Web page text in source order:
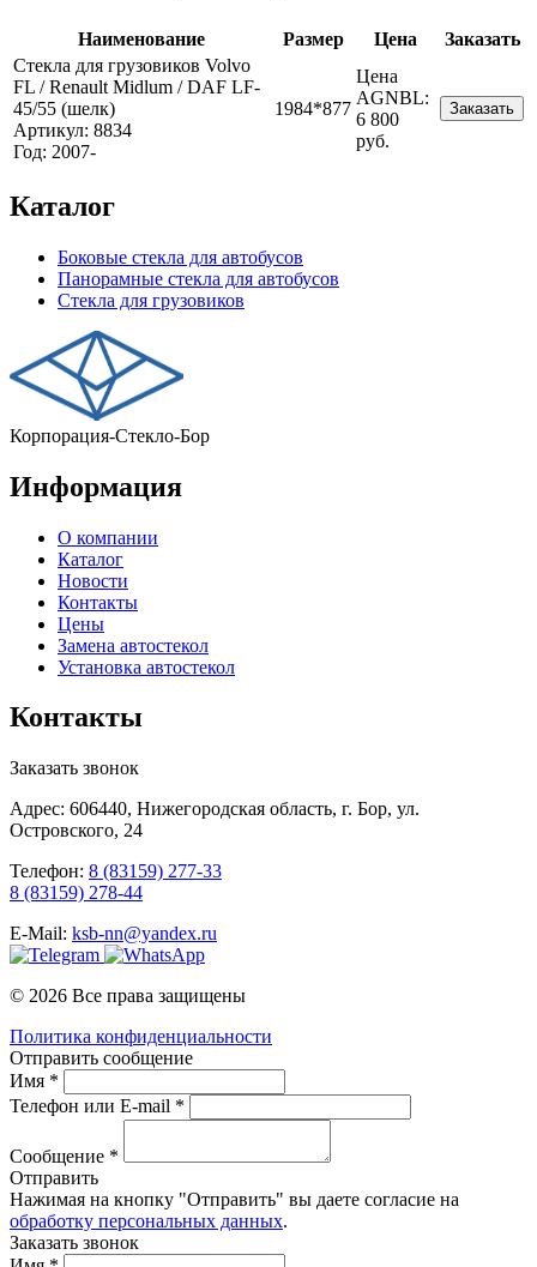
Наименование Размер Цена
Заказать
Стекла для грузовиков Volvo
FL / Renault Midlum / DAF LF-
45/55 (шелк)
Артикул: 8834
Год: 2007-
1984*877
Цена
AGNBL:
6 800
руб.
Заказать
Каталог
Боковые стекла для автобусов
Панорамные стекла для автобусов
Стекла для грузовиков
Корпорация-Стекло-Бор
Информация
О компании
Каталог
Новости
Контакты
Цены
Замена автостекол
Установка автостекол
Контакты
Заказать звонок
Адрес: 606440, Нижегородская область, г. Бор, ул.
Островского, 24
Телефон: 8 (83159) 277-33
8 (83159) 278-44
E-Mail: ksb-nn@yandex.ru
© 2026 Все права защищены
Политика конфиденциальности
Отправить сообщение
Имя *
Телефон или E-mail *
Сообщение *
Отправить
Нажимая на кнопку "Отправить" вы даете согласие на
обработку персональных данных.
Заказать звонок